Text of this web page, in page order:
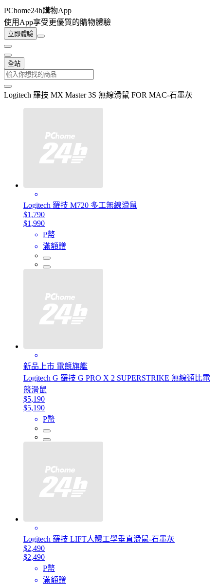
PChome24h購物App
使用App享受更優質的購物體驗
立即體驗
全站
Logitech 羅技 MX Master 3S 無線滑鼠 FOR MAC-石墨灰
Logitech 羅技 M720 多工無線滑鼠
$1,790
$1,990
P幣
滿額贈
新品上市 電競旗艦
Logitech G 羅技 G PRO X 2 SUPERSTRIKE 無線類比電
競滑鼠
$5,190
$5,190
P幣
Logitech 羅技 LIFT人體工學垂直滑鼠-石墨灰
$2,490
$2,490
P幣
滿額贈